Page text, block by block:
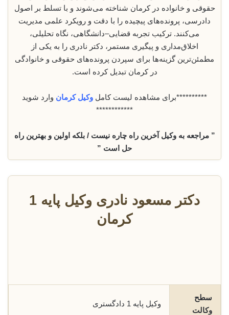
حقوقی و خانواده در کرمان شناخته می‌شوند و با تسلط بر اصول
دادرسی، پرونده‌های پیچیده را با دقت و رویکرد علمی مدیریت
می‌کنند. ترکیب تجربه قضایی–دانشگاهی، نگاه تحلیلی،
اخلاق‌مداری و پیگیری مستمر، دکتر نادری را به یکی از
مطمئن‌ترین گزینه‌ها برای سپردن پرونده‌های حقوقی و خانوادگی
در کرمان تبدیل کرده است.
**********برای مشاهده لیست کامل وکیل کرمان وارد شوید
************
” مراجعه به وکیل آخرین راه چاره نیست / بلکه اولین و بهترین راه
حل است ”
دکتر مسعود نادری وکیل پایه 1
کرمان
سطح
وکالت
وکیل پایه 1 دادگستری